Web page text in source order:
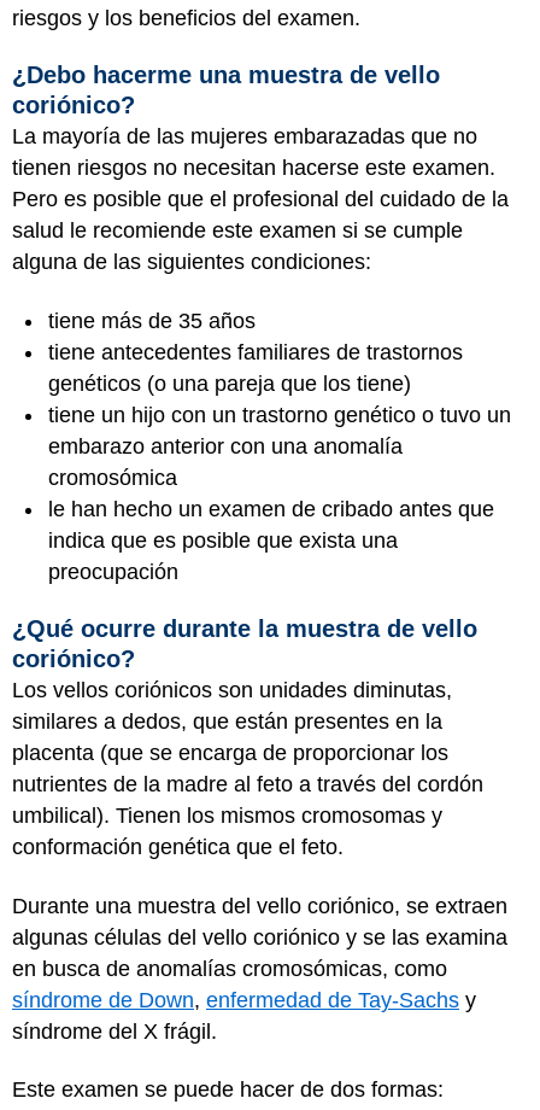
riesgos y los beneficios del examen.
¿Debo hacerme una muestra de vello
coriónico?
La mayoría de las mujeres embarazadas que no
tienen riesgos no necesitan hacerse este examen.
Pero es posible que el profesional del cuidado de la
salud le recomiende este examen si se cumple
alguna de las siguientes condiciones:
tiene más de 35 años
tiene antecedentes familiares de trastornos
genéticos (o una pareja que los tiene)
tiene un hijo con un trastorno genético o tuvo un
embarazo anterior con una anomalía
cromosómica
le han hecho un examen de cribado antes que
indica que es posible que exista una
preocupación
¿Qué ocurre durante la muestra de vello
coriónico?
Los vellos coriónicos son unidades diminutas,
similares a dedos, que están presentes en la
placenta (que se encarga de proporcionar los
nutrientes de la madre al feto a través del cordón
umbilical). Tienen los mismos cromosomas y
conformación genética que el feto.
Durante una muestra del vello coriónico, se extraen
algunas células del vello coriónico y se las examina
en busca de anomalías cromosómicas, como
síndrome de Down, enfermedad de Tay-Sachs y
síndrome del X frágil.
Este examen se puede hacer de dos formas: